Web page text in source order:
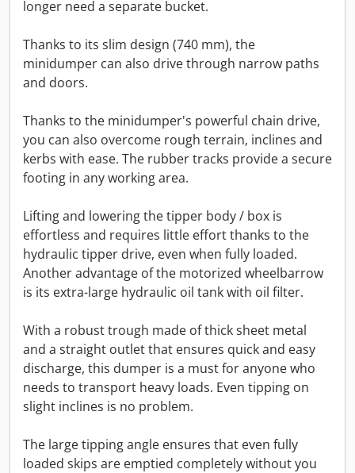
longer need a separate bucket.
Thanks to its slim design (740 mm), the
minidumper can also drive through narrow paths
and doors.
Thanks to the minidumper's powerful chain drive,
you can also overcome rough terrain, inclines and
kerbs with ease. The rubber tracks provide a secure
footing in any working area.
Lifting and lowering the tipper body / box is
effortless and requires little effort thanks to the
hydraulic tipper drive, even when fully loaded.
Another advantage of the motorized wheelbarrow
is its extra-large hydraulic oil tank with oil filter.
With a robust trough made of thick sheet metal
and a straight outlet that ensures quick and easy
discharge, this dumper is a must for anyone who
needs to transport heavy loads. Even tipping on
slight inclines is no problem.
The large tipping angle ensures that even fully
loaded skips are emptied completely without you